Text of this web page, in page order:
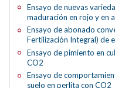
Ensayo de nuevas
maduración en rojo y en
Ensayo de abonado
Fertilización Integral) de
Ensayo de pimiento en
CO2
Ensayo de
suelo en perlita con CO2